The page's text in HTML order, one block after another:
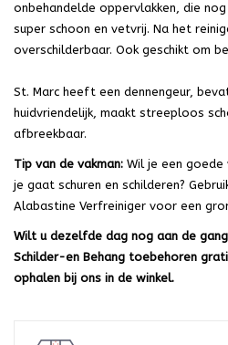
onbehandelde oppervlakken, die
super schoon en vetvrij. Na het
overschilderbaar. Ook geschikt om
St. Marc heeft een dennengeur,
huidvriendelijk, maakt streeploos
afbreekbaar.
Tip van de vakman: Wil je een
je gaat schuren en schilderen?
Alabastine Verfreiniger voor een
Wilt u dezelfde dag nog aan de
Schilder-en Behang toebehoren
ophalen bij ons in de winkel.